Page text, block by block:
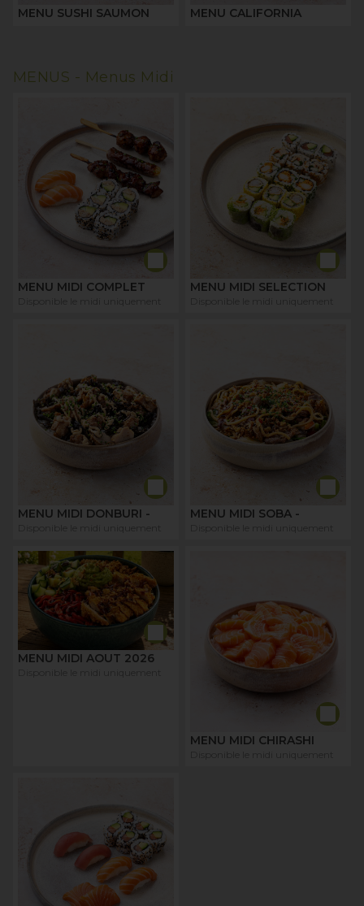
MENU SUSHI SAUMON MENU CALIFORNIA
MENUS - Menus Midi
MENU MIDI COMPLET MENU MIDI SELECTION
MENU MIDI DONBURI - MENU MIDI SOBA -
MENU MIDI AOUT 2026
MENU MIDI CHIRASHI